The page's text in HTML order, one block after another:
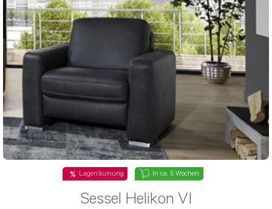
Lagerräumung In ca. 5 Wochen
Sessel Helikon VI